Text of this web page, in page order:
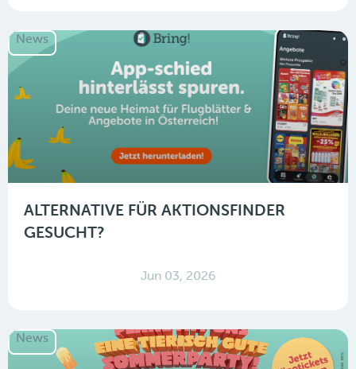
News
ALTERNATIVE FÜR AKTIONSFINDER
GESUCHT?
Jun 03, 2026
News